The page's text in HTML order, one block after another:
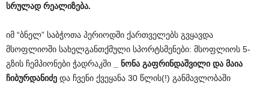
სრულად რეალიზება.
იმ “ბნელ” საბჭოთა პერიოდში ქართველებს გვყავდა
მსოფლიოში სახელგანთქმული სპორტსმენები: მსოფლიოს 5-
გზის ჩემპიონები ჭადრაკში
ნონა გაფრინდაშვილი და მაია
ჩიბურდანიძე და ჩვენი ქვეყანა 30 წლის(!) განმავლობაში